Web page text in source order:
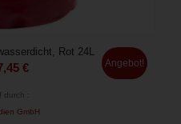
Rot 24L
€Aktueller
Angebot!
durch :
GmbH